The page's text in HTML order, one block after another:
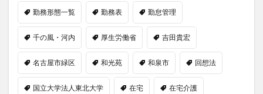
勤務形態一覧 勤務表 勤怠管理
千の風・河内 厚生労働省 吉田貴宏
名古屋市緑区 和光苑 和泉市 回想法
国立大学法人東北大学 在宅 在宅介護